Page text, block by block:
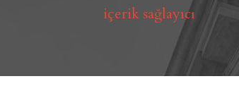
içerik sağlayıcı